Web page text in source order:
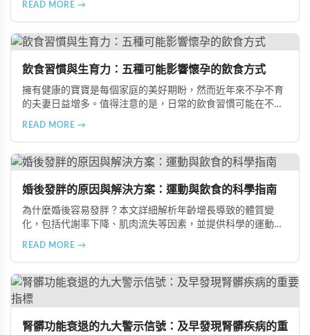
READ MORE →
飲食習慣與生育力：五種可能影響懷孕的飲食方式
擁有健康的寶寶是每個家庭的美好期盼，然而近年來不孕不育
的夫妻日益增多。值得注意的是，日常的飲食習慣可能在不知
擔，幫助準備懷孕的夫妻提升受孕機率。
READ MORE →
婚後發胖的原因與解決方案：運動與飲食的科學指南
為什麼婚後容易發胖？本文詳細解析年齡增長導致的體質變
化，包括代謝率下降、肌肉流失等因素，並提供科學的運動與
READ MORE →
腎髒功能衰退的九大警示信號：及早發現腎髒疾病的重